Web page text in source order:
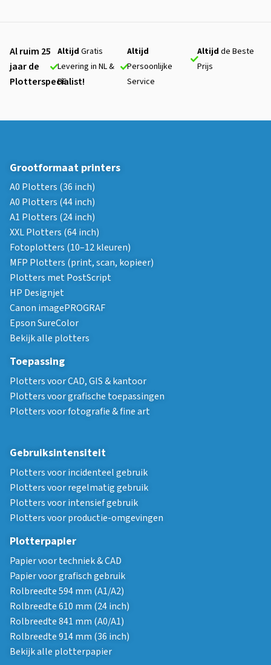
Al ruim 25
jaar de
Plotterspecialist!
Altijd Gratis
Levering in NL &
BE
Altijd
Persoonlijke
Service
Altijdde Beste
Prijs
Grootformaat printers
A0 Plotters (36 inch)
A0 Plotters (44 inch)
A1 Plotters (24 inch)
XXL Plotters (64 inch)
Fotoplotters (10–12 kleuren)
MFP Plotters (print, scan, kopieer)
Plotters met PostScript
HP Designjet
Canon imagePROGRAF
Epson SureColor
Bekijk alle plotters
Toepassing
Plotters voor CAD, GIS & kantoor
Plotters voor grafische toepassingen
Plotters voor fotografie & fine art
Gebruiksintensiteit
Plotters voor incidenteel gebruik
Plotters voor regelmatig gebruik
Plotters voor intensief gebruik
Plotters voor productie-omgevingen
Plotterpapier
Papier voor techniek & CAD
Papier voor grafisch gebruik
Rolbreedte 594 mm (A1/A2)
Rolbreedte 610 mm (24 inch)
Rolbreedte 841 mm (A0/A1)
Rolbreedte 914 mm (36 inch)
Bekijk alle plotterpapier